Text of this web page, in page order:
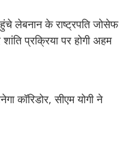
लेबनान के राष्ट्रपति जोसेफ
प्रक्रिया पर होगी अहम
कॉरिडोर, सीएम योगी ने